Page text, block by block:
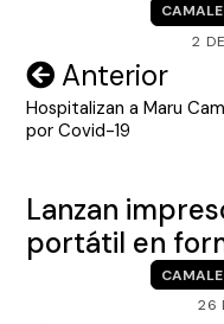
2
Navegación
de
Anterior
Hospitalizan a Maru
por Covid-19
Lanzan
portátil en
26